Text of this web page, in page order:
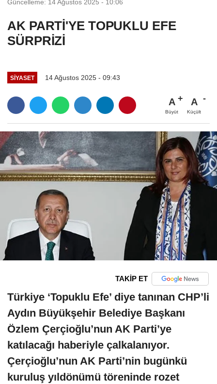
Güncelleme: 14 Ağustos 2025 - 10:06
AK PARTİ'YE TOPUKLU EFE
SÜRPRİZİ
SİYASET 14 Ağustos 2025 - 09:43
A
Büyüt
A
Küçült
TAKİP ET
Türkiye ‘Topuklu Efe’ diye tanınan CHP’li
Aydın Büyükşehir Belediye Başkanı
Özlem Çerçioğlu’nun AK Parti’ye
katılacağı haberiyle çalkalanıyor.
Çerçioğlu’nun AK Parti’nin bugünkü
kuruluş yıldönümü töreninde rozet